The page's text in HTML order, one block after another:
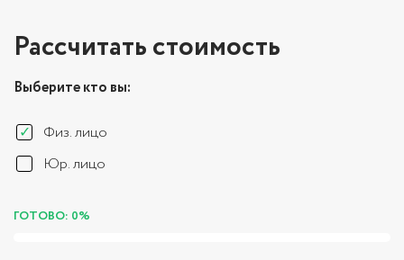
Рассчитать стоимость
Выберите кто вы:
Физ. лицо
Юр. лицо
ГОТОВО: 0%